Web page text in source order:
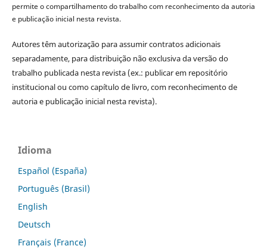
permite o compartilhamento do trabalho com reconhecimento da autoria
e publicação inicial nesta revista.
Autores têm autorização para assumir contratos adicionais
separadamente, para distribuição não exclusiva da versão do
trabalho publicada nesta revista (ex.: publicar em repositório
institucional ou como capítulo de livro, com reconhecimento de
autoria e publicação inicial nesta revista).
Idioma
Español (España)
Português (Brasil)
English
Deutsch
Français (France)